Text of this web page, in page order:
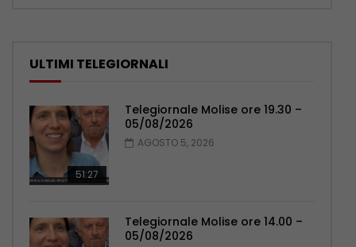
ULTIMI TELEGIORNALI
51:27
Telegiornale Molise ore 19.30 –
05/08/2026
AGOSTO 5, 2026
Telegiornale Molise ore 14.00 –
05/08/2026